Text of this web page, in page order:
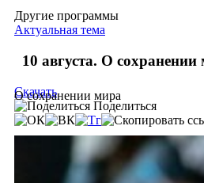
Другие программы
Актуальная тема
10 августа. О сохранении
О сохранении мира
Скачать
Поделиться